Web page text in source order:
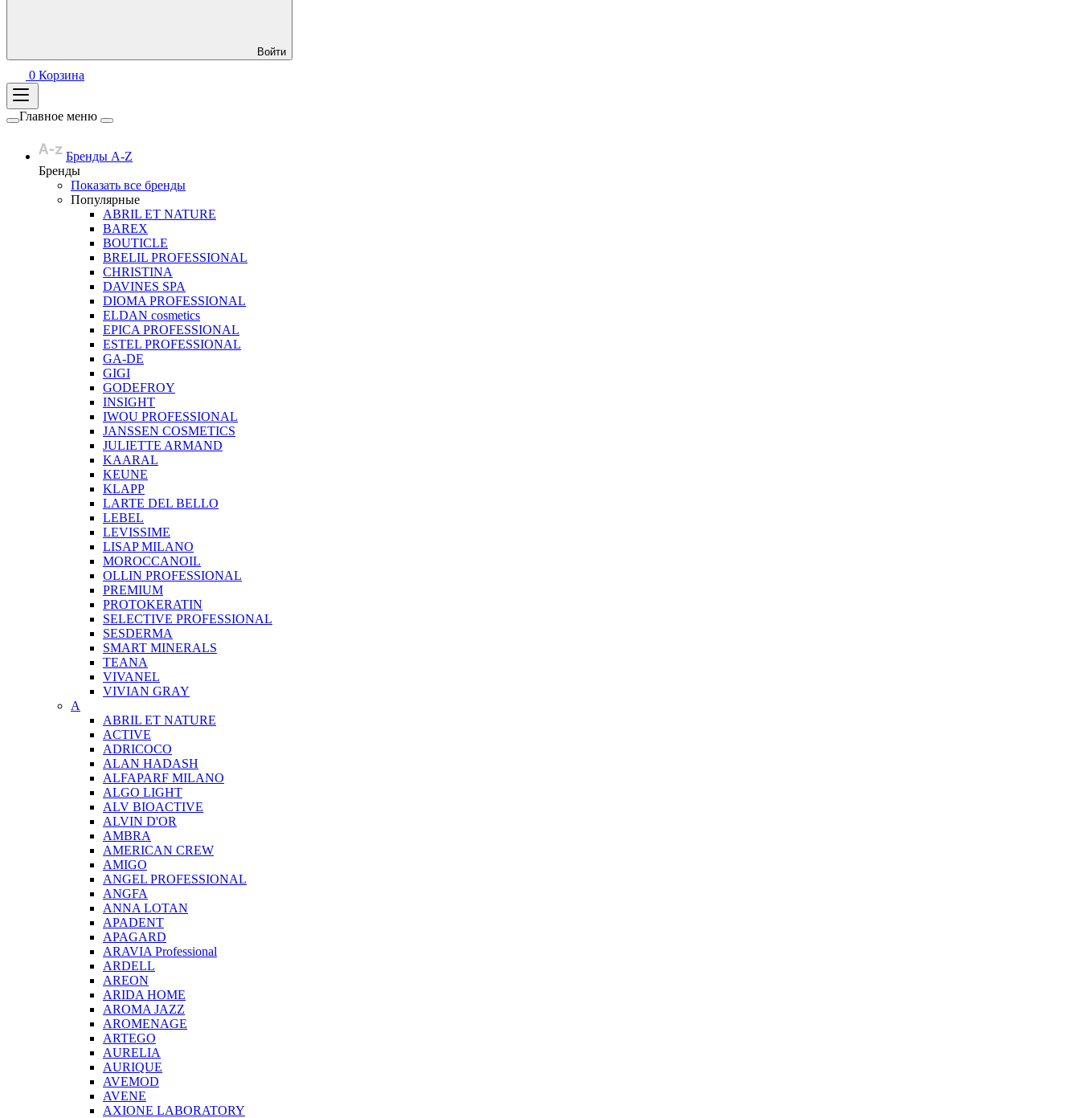
Войти
0 Корзина
Главное меню
Бренды A-Z
Бренды
Показать все бренды
Популярные
ABRIL ET NATURE
BAREX
BOUTICLE
BRELIL PROFESSIONAL
CHRISTINA
DAVINES SPA
DIOMA PROFESSIONAL
ELDAN cosmetics
EPICA PROFESSIONAL
ESTEL PROFESSIONAL
GA-DE
GIGI
GODEFROY
INSIGHT
IWOU PROFESSIONAL
JANSSEN COSMETICS
JULIETTE ARMAND
KAARAL
KEUNE
KLAPP
LARTE DEL BELLO
LEBEL
LEVISSIME
LISAP MILANO
MOROCCANOIL
OLLIN PROFESSIONAL
PREMIUM
PROTOKERATIN
SELECTIVE PROFESSIONAL
SESDERMA
SMART MINERALS
TEANA
VIVANEL
VIVIAN GRAY
A
ABRIL ET NATURE
ACTIVE
ADRICOCO
ALAN HADASH
ALFAPARF MILANO
ALGO LIGHT
ALV BIOACTIVE
ALVIN D'OR
AMBRA
AMERICAN CREW
AMIGO
ANGEL PROFESSIONAL
ANGFA
ANNA LOTAN
APADENT
APAGARD
ARAVIA Professional
ARDELL
AREON
ARIDA HOME
AROMA JAZZ
AROMENAGE
ARTEGO
AURELIA
AURIQUE
AVEMOD
AVENE
AXIONE LABORATORY